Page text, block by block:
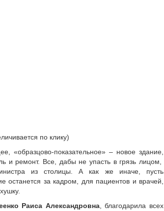
по клику)
«образцово-показательное» – новое здание,
и ремонт. Все, дабы не упасть в грязь лицом,
из столицы. А как же иначе, пусть
останется за кадром, для пациентов и врачей,
Раиса Александровна, благодарила всех